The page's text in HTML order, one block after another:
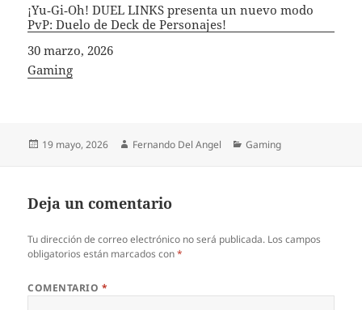
¡Yu‑Gi‑Oh! DUEL LINKS presenta un nuevo modo
PvP: Duelo de Deck de Personajes!
Fecha
30 marzo, 2026
In relation to
Gaming
Publicado
19 mayo, 2026 Autor
Fernando Del Angel Categorías
Gaming
Deja un comentario
Tu dirección de correo electrónico no será publicada. Los campos
obligatorios están marcados con*
COMENTARIO *